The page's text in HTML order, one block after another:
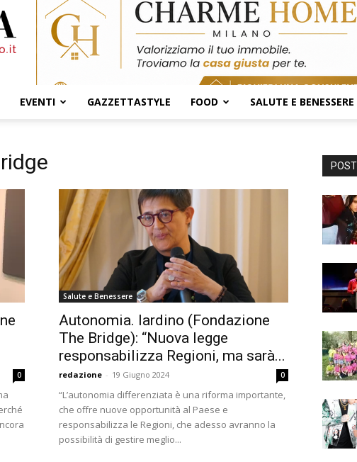
EVENTI GAZZETTASTYLE FOOD SALUTE E BENESSERE
0
Salute e Benessere
Autonomia. Iardino (Fondazione
The Bridge): “Nuova legge
responsabilizza Regioni, ma sarà...
redazione - 19 Giugno 2024 0
“L’autonomia differenziata è una riforma importante,
che offre nuove opportunità al Paese e
responsabilizza le Regioni, che adesso avranno la
possibilità di gestire meglio...